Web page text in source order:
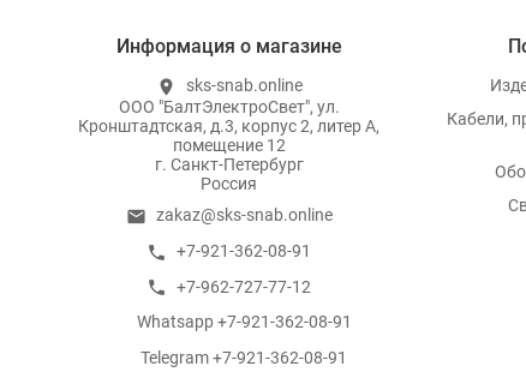
Информация о магазине
location_on
sks-snab.online
ООО "БалтЭлектроСвет", ул.
Кронштадтская, д.3, корпус 2, литер А,
помещение 12
г. Санкт-Петербург
Россия
email zakaz@sks-snab.online
call +7-921-362-08-91
call +7-962-727-77-12
whatsapp
Whatsapp +7-921-362-08-91
whatsapp
Telegram +7-921-362-08-91
Кабели,